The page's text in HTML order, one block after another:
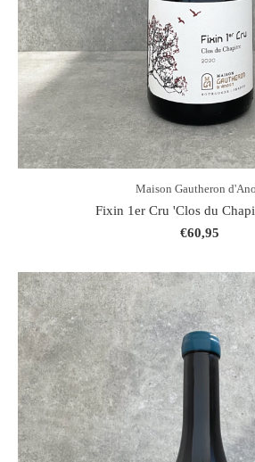
Maison Gautheron
Fixin 1er Cru 'Clos du
€60,95